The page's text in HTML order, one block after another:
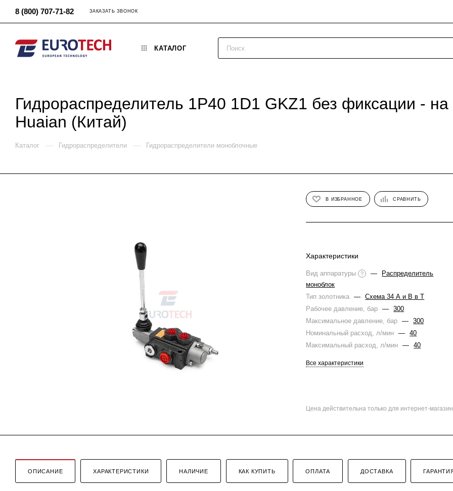
8 (800) 707-71-82 ЗАКАЗАТЬ ЗВОНОК
КАТАЛОГ
Гидрораспределитель 1P40 1D1 GKZ1 без фиксации -
Huaian (Китай)
Каталог — Гидрораспределители — Гидрораспределители моноблочные
В ИЗБРАННОЕ СРАВНИТЬ
Характеристики
Вид аппаратуры ? —
Распределитель
моноблок
Тип золотника
—
Схема 34 А и В в Т
Рабочее давление, бар
—
300
Максимальное давление, бар
—
300
Номинальный расход, л/мин
—
40
Максимальный расход, л/мин
— 40
Все характеристики
Цена действительна только для интернет-
ОПИСАНИЕ ХАРАКТЕРИСТИКИ НАЛИЧИЕ КАК КУПИТЬ ОПЛАТА ДОСТАВКА